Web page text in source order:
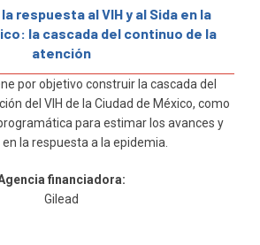
respuesta al VIH y al Sida en la
la cascada del continuo de la
atención
por objetivo construir la cascada del
del VIH de la Ciudad de México, como
para estimar los avances y
la respuesta a la epidemia.
financiadora:
Gilead